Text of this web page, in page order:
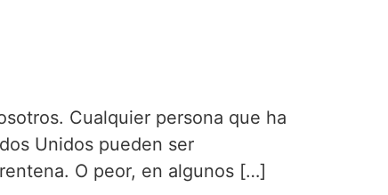
Cualquier persona que ha
Unidos pueden ser
O peor, en algunos […]